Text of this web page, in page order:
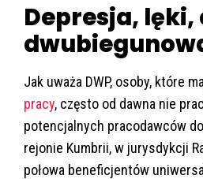
Depresja,
Jak uważa DWP, osoby, które
pracy, często od dawna nie
potencjalnych pracodawców
rejonie Kumbrii, w jurysdykcji
połowa beneficjentów